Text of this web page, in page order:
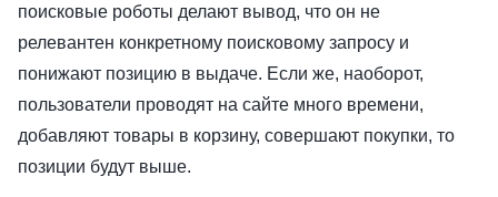
поисковые роботы делают вывод, что он не
релевантен конкретному поисковому запросу и
понижают позицию в выдаче. Если же, наоборот,
пользователи проводят на сайте много времени,
добавляют товары в корзину, совершают покупки, то
позиции будут выше.